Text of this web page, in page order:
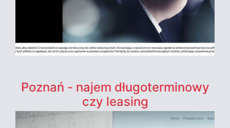
Poznań - najem długoterminowy
czy leasing